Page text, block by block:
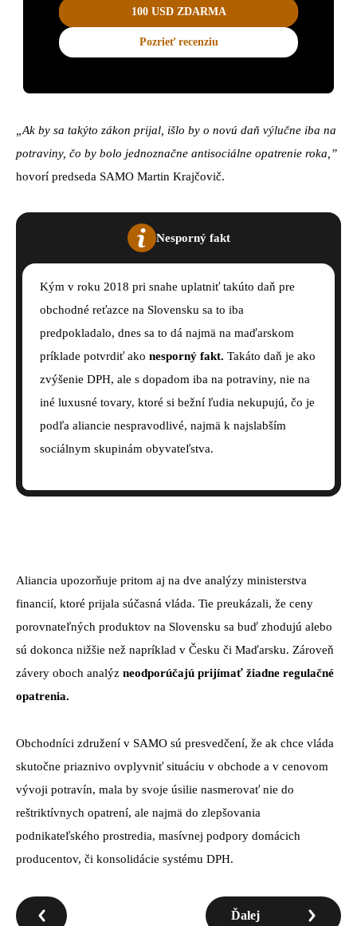
100 USD ZDARMA
Pozrieť recenziu
„Ak by sa takýto zákon prijal, išlo by o novú daň výlučne iba na
potraviny, čo by bolo jednoznačne antisociálne opatrenie roka,”
hovorí predseda SAMO Martin Krajčovič.
Nesporný fakt
Kým v roku 2018 pri snahe uplatniť takúto daň pre
obchodné reťazce na Slovensku sa to iba
predpokladalo, dnes sa to dá najmä na maďarskom
príklade potvrdiť ako nesporný fakt. Takáto daň je ako
zvýšenie DPH, ale s dopadom iba na potraviny, nie na
iné luxusné tovary, ktoré si bežní ľudia nekupujú, čo je
podľa aliancie nespravodlivé, najmä k najslabším
sociálnym skupinám obyvateľstva.
Aliancia upozorňuje pritom aj na dve analýzy ministerstva
financií, ktoré prijala súčasná vláda. Tie preukázali, že ceny
porovnateľných produktov na Slovensku sa buď zhodujú alebo
sú dokonca nižšie než napríklad v Česku či Maďarsku. Zároveň
závery oboch analýz neodporúčajú prijímať žiadne regulačné
opatrenia.
Obchodníci združení v SAMO sú presvedčení, že ak chce vláda
skutočne priaznivo ovplyvniť situáciu v obchode a v cenovom
vývoji potravín, mala by svoje úsilie nasmerovať nie do
reštriktívnych opatrení, ale najmä do zlepšovania
podnikateľského prostredia, masívnej podpory domácich
producentov, či konsolidácie systému DPH.
Ďalej